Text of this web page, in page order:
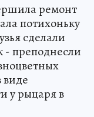
ремонт
потихоньку
сделали
- преподнесли
виде
у рыцаря в